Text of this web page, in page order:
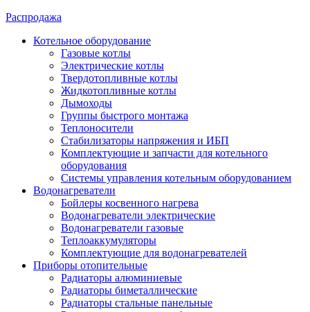
Распродажа
Котельное оборудование
Газовые котлы
Электрические котлы
Твердотопливные котлы
Жидкотопливные котлы
Дымоходы
Группы быстрого монтажа
Теплоносители
Стабилизаторы напряжения и ИБП
Комплектующие и запчасти для котельного
оборудования
Системы управления котельным оборудованием
Водонагреватели
Бойлеры косвенного нагрева
Водонагреватели электрические
Водонагреватели газовые
Теплоаккумуляторы
Комплектующие для водонагревателей
Приборы отопительные
Радиаторы алюминиевые
Радиаторы биметаллические
Радиаторы стальные панельные